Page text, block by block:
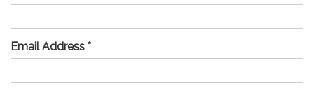
Email Address *